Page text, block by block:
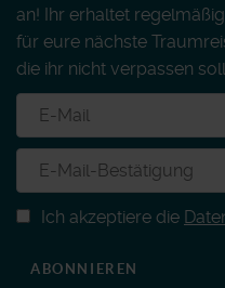
an! Ihr erhaltet
für eure nächste
die ihr nicht verpassen
Ich akzeptiere die
ABONNIEREN